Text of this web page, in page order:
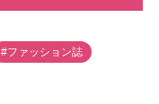
#ファッション誌